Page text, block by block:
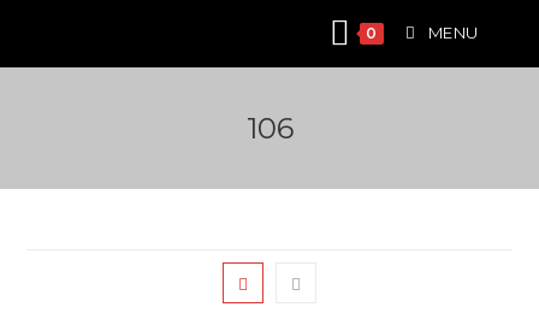
content
0 MENU
106